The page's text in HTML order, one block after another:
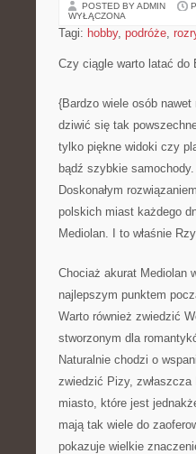
POSTED BY ADMIN
WYŁĄCZONA
Tagi: hobby, podróże,
Czy ciągle warto latać do
{Bardzo wiele osób
dziwić się tak
tylko piękne widoki czy
bądź szybkie
Doskonałym
polskich miast każdego
Mediolan. I to właśnie
Chociaż akurat Mediolan
najlepszym punktem
Warto również zwiedzić
stworzonym dla
Naturalnie chodzi o
zwiedzić Pizy,
miasto, które jest
mają tak wiele do
pokazuje wielkie